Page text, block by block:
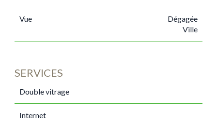
Vue
Dégagée
Ville
SERVICES
Double vitrage
Internet